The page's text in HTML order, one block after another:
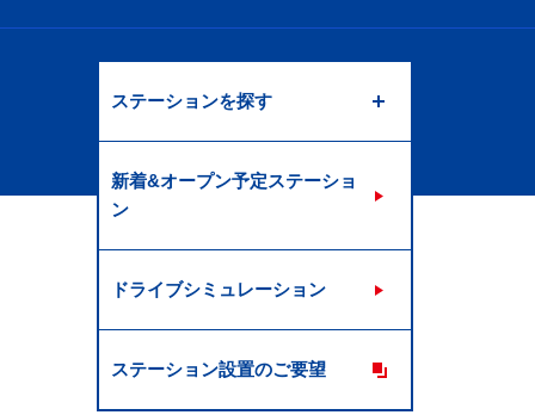
ステーションを探す
新着&オープン予定ステーショ
ン
ドライブシミュレーション
ステーション設置のご要望